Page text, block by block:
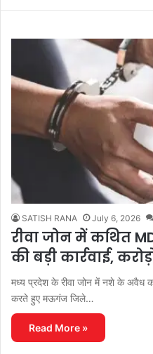
SATISH RANA July 6, 2026
रीवा जोन में कथित
की बड़ी कार्रवाई,
मध्य प्रदेश के रीवा जोन में नशे के अवैध
करते हुए मऊगंज जिले…
Read More »